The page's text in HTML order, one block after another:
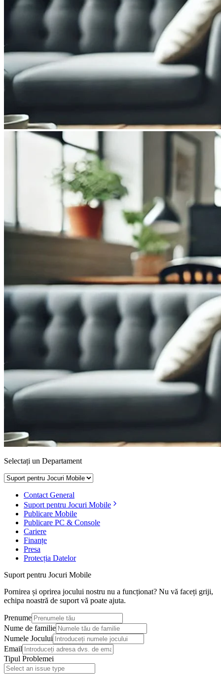
Selectați un Departament
Contact General
Suport pentru Jocuri Mobile
Publicare Mobile
Publicare PC & Console
Cariere
Finanțe
Presa
Protecția Datelor
Suport pentru Jocuri Mobile
Pornirea și oprirea jocului nostru nu a funcționat? Nu vă faceți griji,
echipa noastră de suport vă poate ajuta.
Prenume
Nume de familie
Numele Jocului
Email
Tipul Problemei